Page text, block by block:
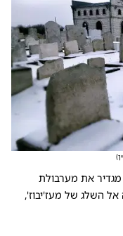
)
מגדיר את מערבולת
השלג של מעז'יבוז',